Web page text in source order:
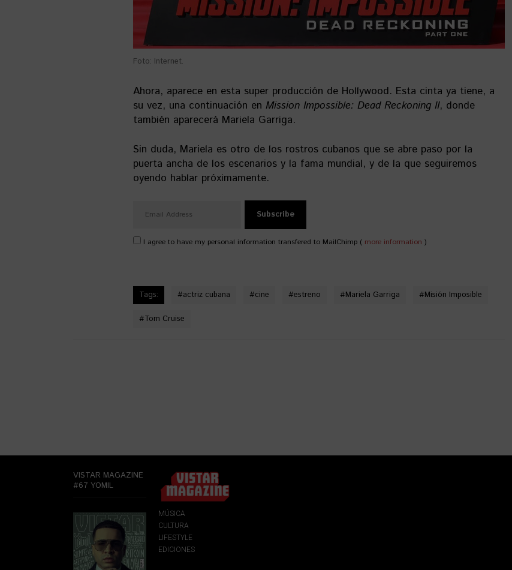
Foto: Internet.
Ahora, aparece en esta super producción de Hollywood. Esta cinta ya tiene, a
su vez, una continuación en Mission Impossible: Dead Reckoning II, donde
también aparecerá Mariela Garriga.
Sin duda, Mariela es otro de los rostros cubanos que se abre paso por la
puerta ancha de los escenarios y la fama mundial, y de la que seguiremos
oyendo hablar próximamente.
I agree to have my personal information transfered to MailChimp ( more information )
Tags: #actriz cubana #cine #estreno #Mariela Garriga #Misión Imposible
#Tom Cruise
VISTAR MAGAZINE
#67 YOMIL
MÚSICA
CULTURA
LIFESTYLE
EDICIONES